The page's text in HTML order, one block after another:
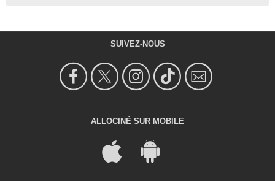
SUIVEZ-NOUS
ALLOCINÉ SUR MOBILE